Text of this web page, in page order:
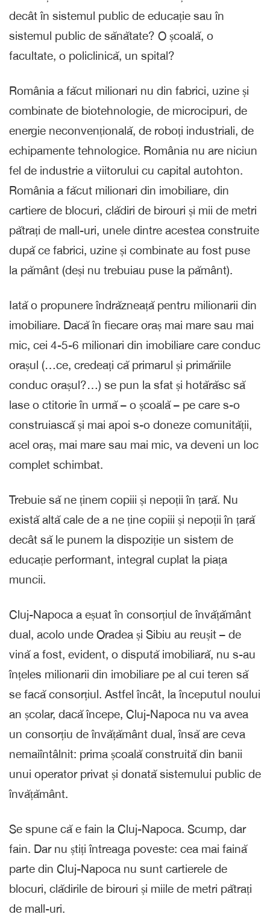
decât în sistemul public de educație sau în
sistemul public de sănătate? O școală, o
facultate, o policlinică, un spital?
România a făcut milionari nu din fabrici, uzine și
combinate de biotehnologie, de microcipuri, de
energie neconvențională, de roboți industriali, de
echipamente tehnologice. România nu are niciun
fel de industrie a viitorului cu capital autohton.
România a făcut milionari din imobiliare, din
cartiere de blocuri, clădiri de birouri și mii de metri
pătrați de mall-uri, unele dintre acestea construite
după ce fabrici, uzine și combinate au fost puse
la pământ (deși nu trebuiau puse la pământ).
Iată o propunere îndrăzneață pentru milionarii din
imobiliare. Dacă în fiecare oraș mai mare sau mai
mic, cei 4-5-6 milionari din imobiliare care conduc
orașul (…ce, credeați că primarul și primăriile
conduc orașul?…) se pun la sfat și hotărăsc să
lase o ctitorie în urmă – o școală – pe care s-o
construiască și mai apoi s-o doneze comunității,
acel oraș, mai mare sau mai mic, va deveni un loc
complet schimbat.
Trebuie să ne ținem copiii și nepoții în țară. Nu
există altă cale de a ne ține copiii și nepoții în țară
decât să le punem la dispoziție un sistem de
educație performant, integral cuplat la piața
muncii.
Cluj-Napoca a eșuat în consorțiul de învățământ
dual, acolo unde Oradea și Sibiu au reușit – de
vină a fost, evident, o dispută imobiliară, nu s-au
înțeles milionarii din imobiliare pe al cui teren să
se facă consorțiul. Astfel încât, la începutul noului
an școlar, dacă începe, Cluj-Napoca nu va avea
un consorțiu de învățământ dual, însă are ceva
nemaiîntâlnit: prima școală construită din banii
unui operator privat și donată sistemului public de
învățământ.
Se spune că e fain la Cluj-Napoca. Scump, dar
fain. Dar nu știți întreaga poveste: cea mai faină
parte din Cluj-Napoca nu sunt cartierele de
blocuri, clădirile de birouri și miile de metri pătrați
de mall-uri.